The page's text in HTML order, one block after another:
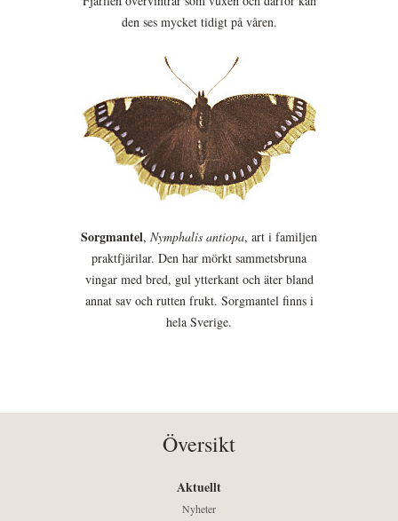
den ses mycket tidigt på våren.
Sorgmantel, Nymphalis antiopa, art i familjen
praktfjärilar. Den har mörkt sammetsbruna
vingar med bred, gul ytterkant och äter bland
annat sav och rutten frukt. Sorgmantel finns i
hela Sverige.
Översikt
Aktuellt
Nyheter